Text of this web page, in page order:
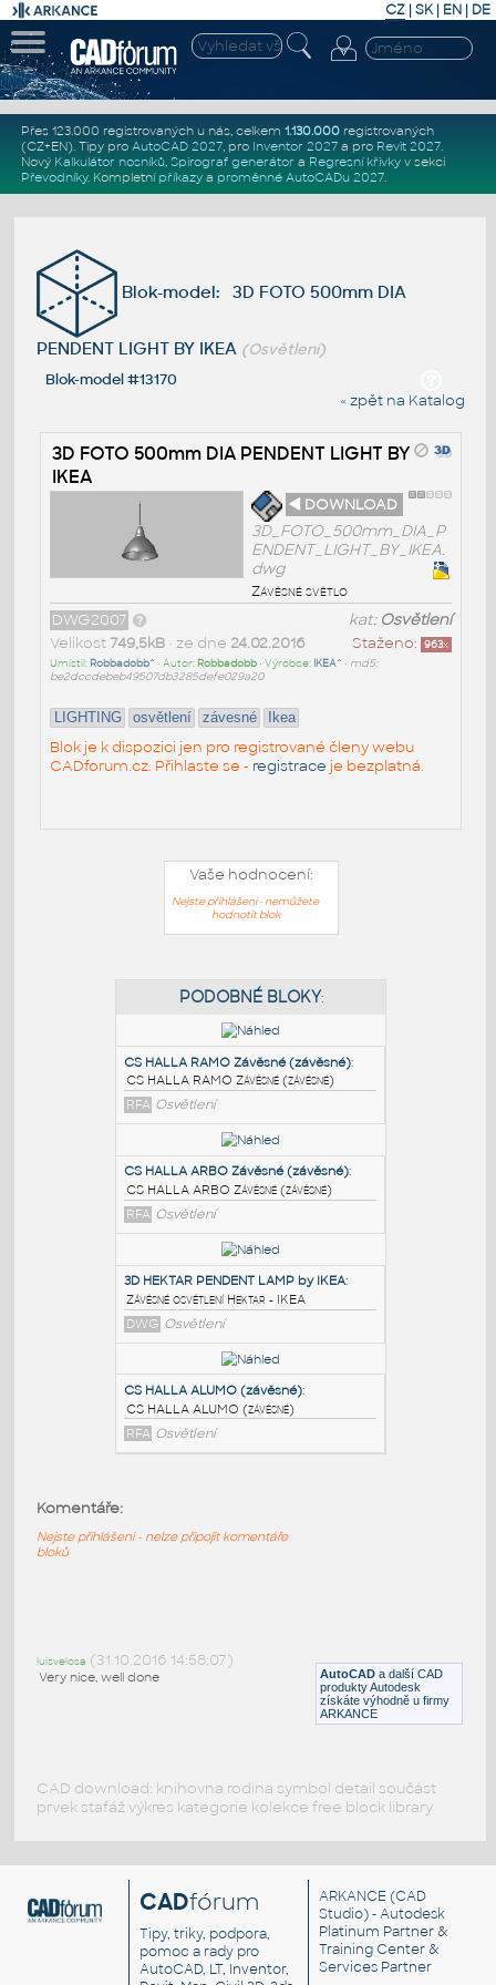
CZ | SK| EN | DE
Přes 123.000 registrovaných u nás, celkem 1.130.000registrovaných
(CZ+EN). Tipy pro AutoCAD 2027, pro Inventor 2027a pro Revit 2027.
Nový Kalkulátor nosníků, Spirograf generátor a Regresní křivkyv sekci
Převodníky. Kompletní příkazya proměnné AutoCADu 2027.
Blok-model: 3D FOTO 500mm DIA
PENDENT LIGHT BY IKEA (Osvětlení)
Blok-model #13170
« zpět na Katalog
3D FOTO 500mm DIA PENDENT LIGHT BY
IKEA
◄ DOWNLOAD
3D_FOTO_500mm_DIA_P
ENDENT_LIGHT_BY_IKEA.
dwg
Závěsné světlo
kat: Osvětlení
DWG2007
Staženo: 963x
Velikost 749,5kB• ze dne 24.02.2016
Umístil: Robbadobb^ • Autor: Robbadobb• Výrobce: IKEA^ • md5:
be2dccdebeb49507db3285defe029a20
LIGHTING osvětlení závesné Ikea
Blok je k dispozici jen pro registrované členy webu
CADforum.cz. Přihlaste se - registrace je bezplatná.
Vaše hodnocení:
Nejste přihlášeni - nemůžete
hodnotit blok
PODOBNÉ BLOKY
CS HALLA RAMO Závěsné (závěsné)
CS HALLA RAMO Závěsné (závěsné)
RFA Osvětlení
CS HALLA ARBO Závěsné (závěsné)
CS HALLA ARBO Závěsné (závěsné)
RFA Osvětlení
Závěsné osvětlení Hektar - IKEA
CS HALLA ALUMO (závěsné)
RFA
AutoCAD a další CAD
produkty Autodesk
získáte výhodně u firmy
ARKANCE
Komentáře:
Nejste přihlášeni - nelze připojit komentáře
bloků
luisvelosa (31.10.2016 14:58:07)
Very nice, well done
CAD download: knihovna rodina symbol detail součást
prvek stafáž výkres kategorie kolekce free block library
CADfórum
Tipy, triky, podpora,
pomoc a rady pro
AutoCAD, LT, Inventor,
ARKANCE (CAD
Studio) - Autodesk
Platinum Partner &
Training Center &
Services Partner